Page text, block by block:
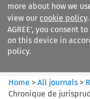
more about how we
view our cookie policy
AGREE’, you consent
on this device in
policy.
Revue de
Home >All journals >
Chronique de